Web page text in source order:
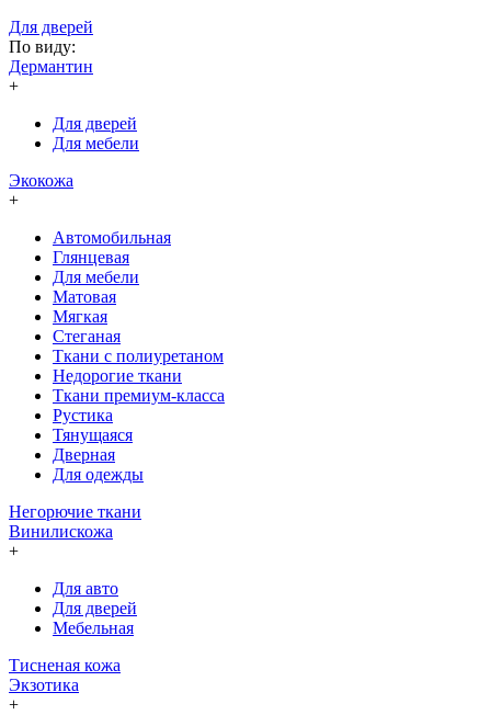
Для дверей
По виду:
Дермантин
+
Для дверей
Для мебели
Экокожа
+
Автомобильная
Глянцевая
Для мебели
Матовая
Мягкая
Стеганая
Ткани с полиуретаном
Недорогие ткани
Ткани премиум-класса
Рустика
Тянущаяся
Дверная
Для одежды
Негорючие ткани
Винилискожа
+
Для авто
Для дверей
Мебельная
Тисненая кожа
Экзотика
+